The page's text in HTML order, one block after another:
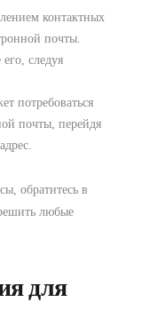
контактных
почты.
следуя
потребоваться
почты, перейдя
обратитесь в
любые
для